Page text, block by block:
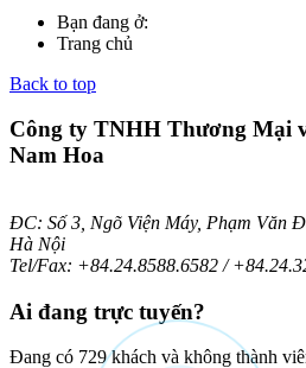
Bạn đang ở:
Trang chủ
Back to top
Công ty TNHH Thương Mại
Nam Hoa
ĐC: Số 3, Ngõ Viện Máy, Phạm Văn
Hà Nội
Tel/Fax: +84.24.8588.6582 /
Ai đang trực tuyến?
Đang có 729 khách và không thành